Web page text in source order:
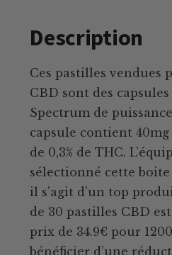
Description
Ces pastilles vendues
CBD sont des
Spectrum de
capsule contient
de 0,3% de THC.
sélectionné cette
il s’agit d’un top
de 30 pastilles CBD
prix de 34.9€ pour
bénéficier d’une